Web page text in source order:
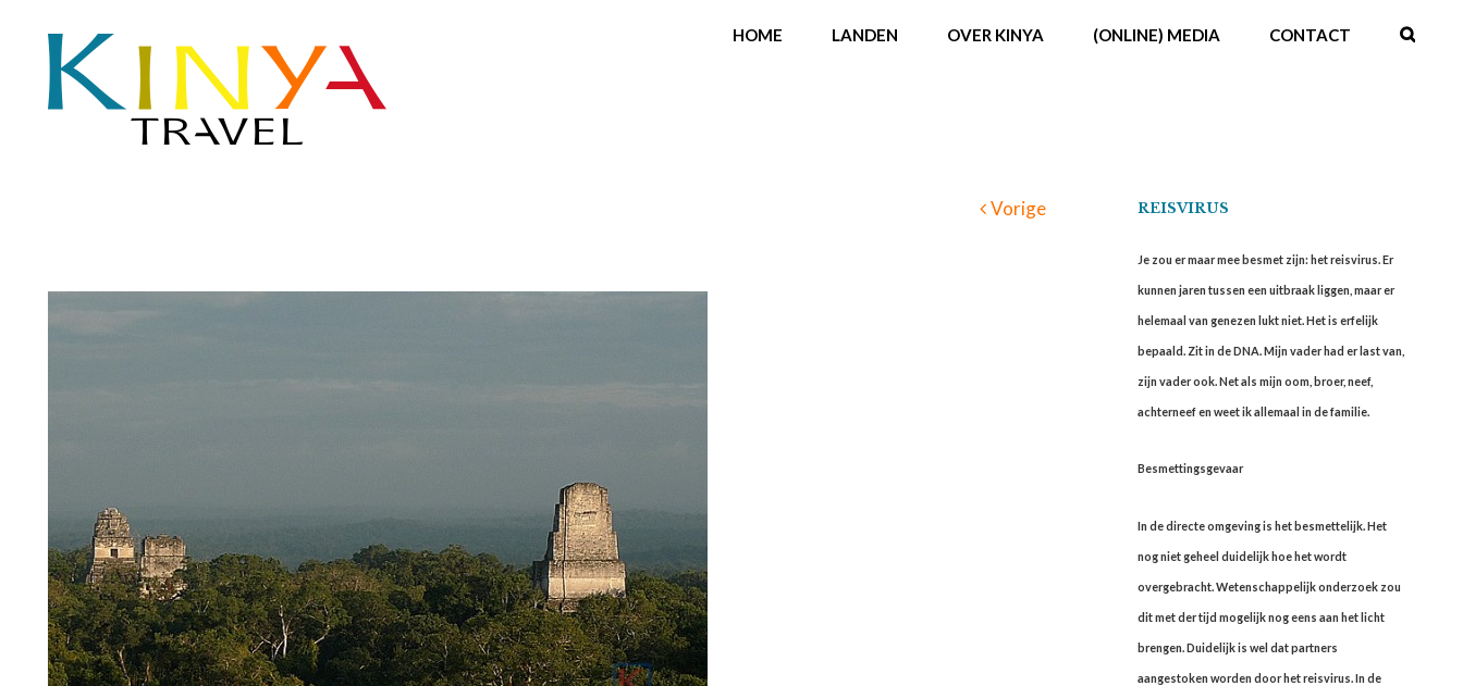
HOME LANDEN OVER KINYA (ONLINE) MEDIA CONTACT
Vorige REISVIRUS
Je zou er maar mee besmet zijn: het reisvirus. Er
kunnen jaren tussen een uitbraak liggen, maar er
helemaal van genezen lukt niet. Het is erfelijk
bepaald. Zit in de DNA. Mijn vader had er last van,
zijn vader ook. Net als mijn oom, broer, neef,
achterneef en weet ik allemaal in de familie.
Besmettingsgevaar
In de directe omgeving is het besmettelijk. Het
nog niet geheel duidelijk hoe het wordt
overgebracht. Wetenschappelijk onderzoek zou
dit met der tijd mogelijk nog eens aan het licht
brengen. Duidelijk is wel dat partners
aangestoken worden door het reisvirus. In de